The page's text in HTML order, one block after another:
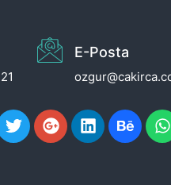
E-Posta